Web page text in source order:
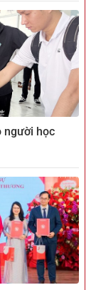
người học